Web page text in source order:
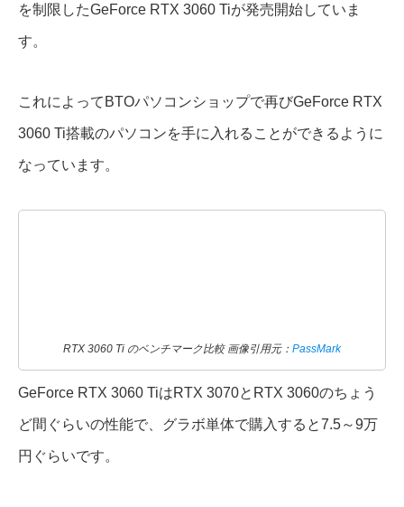
を制限したGeForce RTX 3060 Tiが発売開始していま
す。
これによってBTOパソコンショップで再びGeForce RTX
3060 Ti搭載のパソコンを手に入れることができるように
なっています。
RTX 3060 Ti のベンチマーク比較 画像引用元： PassMark
GeForce RTX 3060 TiはRTX 3070とRTX 3060のちょう
ど間ぐらいの性能で、グラボ単体で購入すると7.5～9万
円ぐらいです。